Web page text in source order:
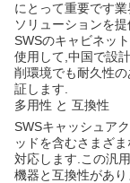
にとって重要です
ソリューションを提
SWSのキャビネッ
使用して,中国で設
削環境でも耐久性
証します.
多用性 と 互換性
SWSキャッシュア
ッドを含むさまざ
対応します.この汎
機器と互換性があ